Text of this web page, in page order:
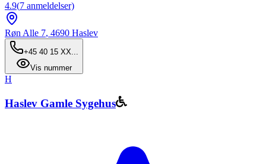
4.9(7 anmeldelser)
Røn Alle 7, 4690 Haslev
+45 40 15 XX...
Vis nummer
H
Haslev Gamle Sygehus